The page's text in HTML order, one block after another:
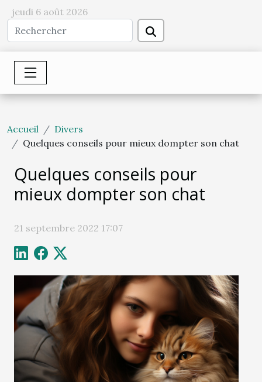
jeudi 6 août 2026
Accueil
Divers
Quelques conseils pour mieux dompter son chat
Quelques conseils pour
mieux dompter son chat
21 septembre 2022 17:07